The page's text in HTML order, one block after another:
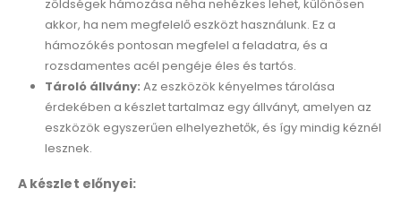
zöldségek hámozása néha nehézkes lehet, különösen
akkor, ha nem megfelelő eszközt használunk. Ez a
hámozókés pontosan megfelel a feladatra, és a
rozsdamentes acél pengéje éles és tartós.
Tároló állvány: Az eszközök kényelmes tárolása
érdekében a készlet tartalmaz egy állványt, amelyen az
eszközök egyszerűen elhelyezhetők, és így mindig kéznél
lesznek.
A készlet előnyei: